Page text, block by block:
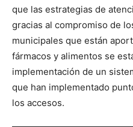
que las estrategias de
gracias al compromiso de
municipales que están
fármacos y alimentos se
implementación de un
que han implementado
los accesos.